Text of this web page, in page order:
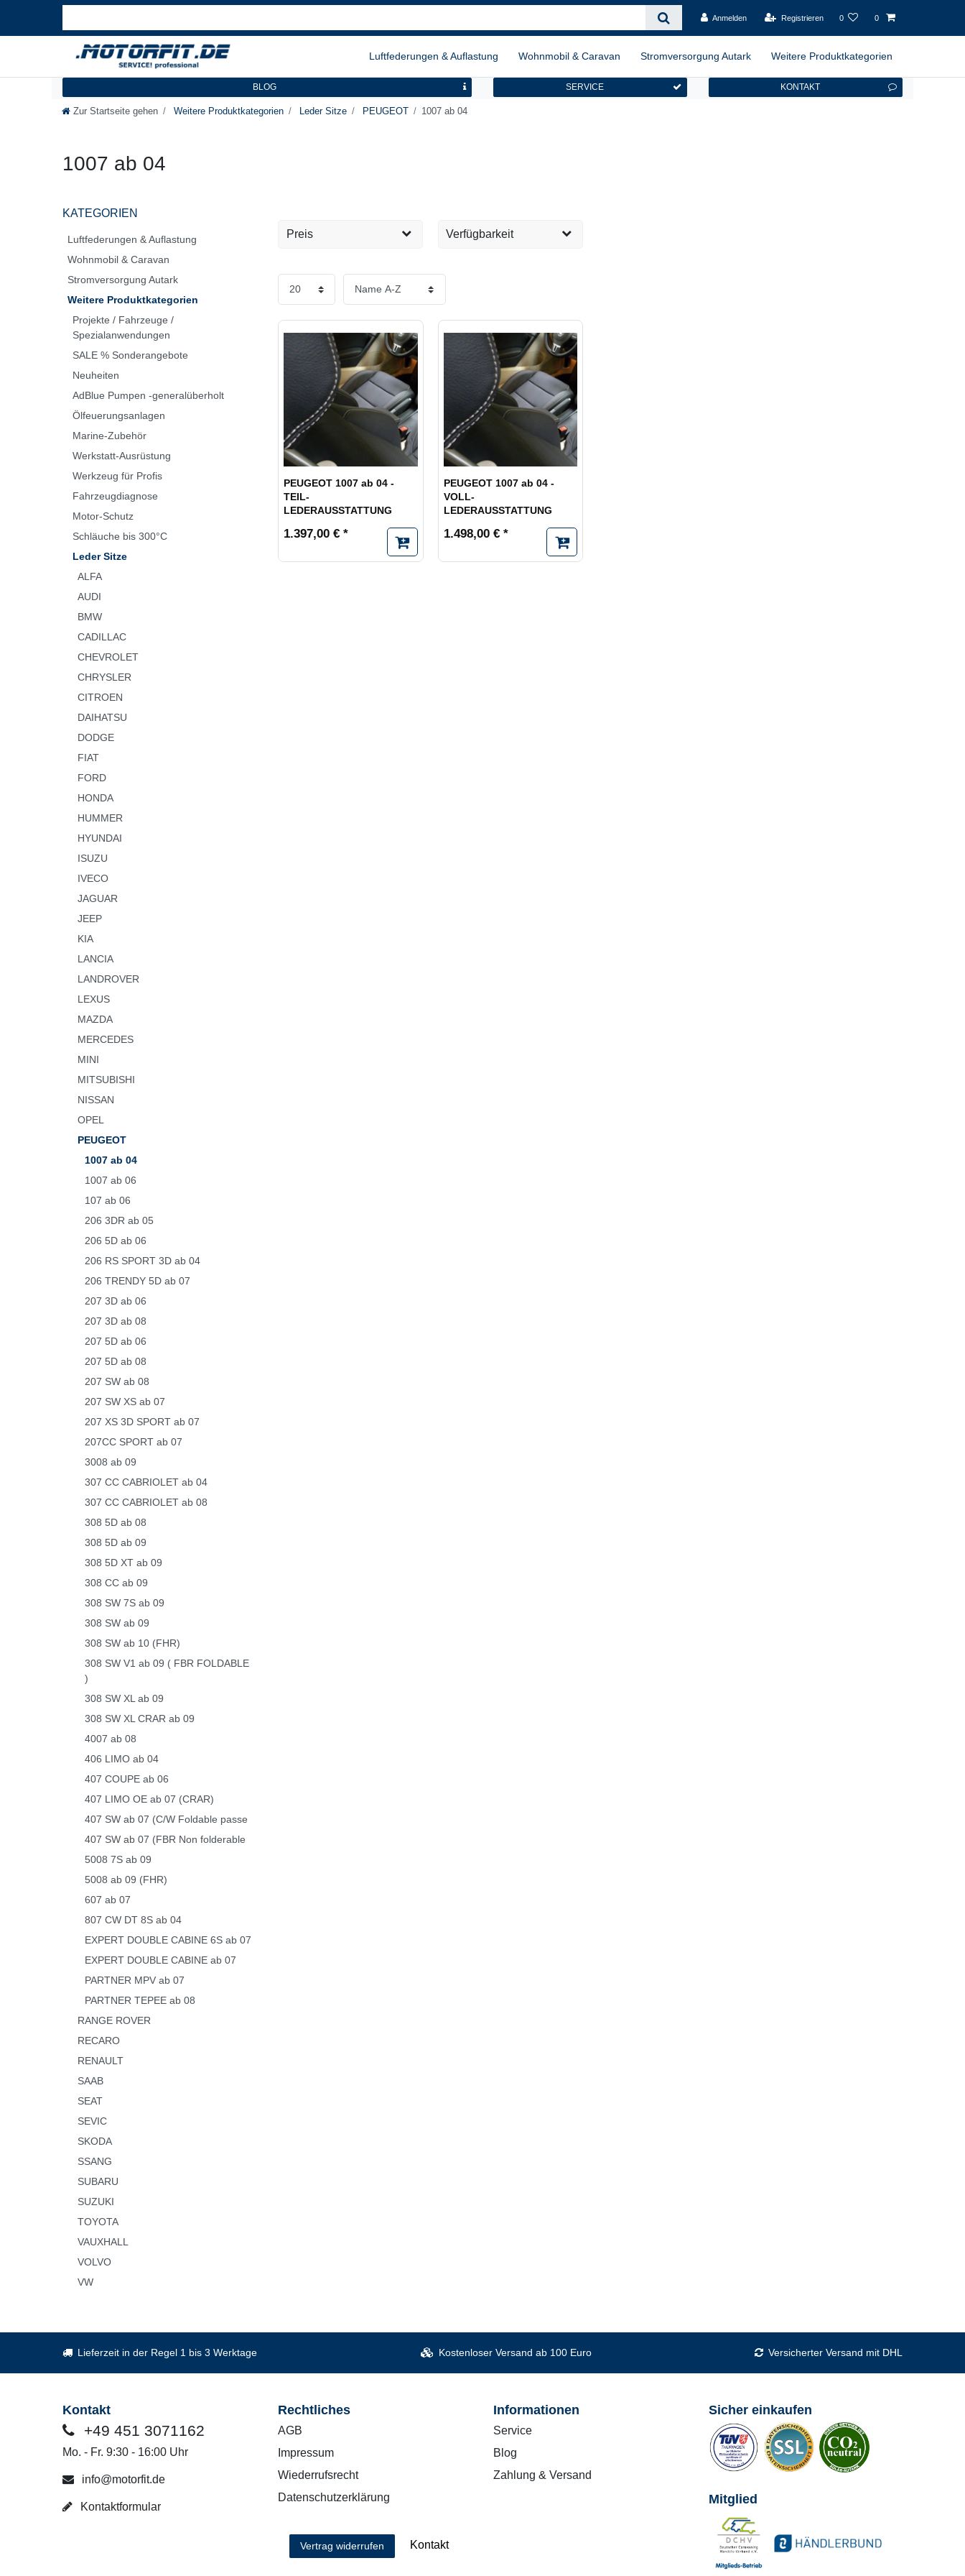
Anmelden Registrieren 0 0
Luftfederungen & Auflastung Wohnmobil & Caravan Stromversorgung Autark Weitere Produktkategorien
BLOG SERVICE KONTAKT
Zur Startseite gehen Weitere Produktkategorien Leder Sitze PEUGEOT 1007 ab 04
1007 ab 04
KATEGORIEN
Luftfederungen & Auflastung
Wohnmobil & Caravan
Stromversorgung Autark
Weitere Produktkategorien
Projekte / Fahrzeuge /
Spezialanwendungen
SALE % Sonderangebote
Neuheiten
AdBlue Pumpen -generalüberholt
Ölfeuerungsanlagen
Marine-Zubehör
Werkstatt-Ausrüstung
Werkzeug für Profis
Fahrzeugdiagnose
Motor-Schutz
Schläuche bis 300°C
Leder Sitze
ALFA
AUDI
BMW
CADILLAC
CHEVROLET
CHRYSLER
CITROEN
DAIHATSU
DODGE
FIAT
FORD
HONDA
HUMMER
HYUNDAI
ISUZU
IVECO
JAGUAR
JEEP
KIA
LANCIA
LANDROVER
LEXUS
MAZDA
MERCEDES
MINI
MITSUBISHI
NISSAN
OPEL
PEUGEOT
1007 ab 04
1007 ab 06
107 ab 06
206 3DR ab 05
206 5D ab 06
206 RS SPORT 3D ab 04
206 TRENDY 5D ab 07
207 3D ab 06
207 3D ab 08
207 5D ab 06
207 5D ab 08
207 SW ab 08
207 SW XS ab 07
207 XS 3D SPORT ab 07
207CC SPORT ab 07
3008 ab 09
307 CC CABRIOLET ab 04
307 CC CABRIOLET ab 08
308 5D ab 08
308 5D ab 09
308 5D XT ab 09
308 CC ab 09
308 SW 7S ab 09
308 SW ab 09
308 SW ab 10 (FHR)
308 SW V1 ab 09 ( FBR FOLDABLE
)
308 SW XL ab 09
308 SW XL CRAR ab 09
4007 ab 08
406 LIMO ab 04
407 COUPE ab 06
407 LIMO OE ab 07 (CRAR)
407 SW ab 07 (C/W Foldable passe
407 SW ab 07 (FBR Non folderable
5008 7S ab 09
5008 ab 09 (FHR)
607 ab 07
807 CW DT 8S ab 04
EXPERT DOUBLE CABINE 6S ab 07
EXPERT DOUBLE CABINE ab 07
PARTNER MPV ab 07
PARTNER TEPEE ab 08
RANGE ROVER
RECARO
RENAULT
SAAB
SEAT
SEVIC
SKODA
SSANG
SUBARU
SUZUKI
TOYOTA
VAUXHALL
VOLVO
VW
Preis Verfügbarkeit
PEUGEOT 1007 ab 04 -
TEIL-
LEDERAUSSTATTUNG
1.397,00 € *
PEUGEOT 1007 ab 04 -
VOLL-
LEDERAUSSTATTUNG
1.498,00 € *
Lieferzeit in der Regel 1 bis 3 Werktage Kostenloser Versand ab 100 Euro Versicherter Versand mit DHL
Kontakt
+49 451 3071162
Mo. - Fr. 9:30 - 16:00 Uhr
info@motorfit.de
Kontaktformular
Rechtliches
AGB
Impressum
Wiederrufsrecht
Datenschutzerklärung
Vertrag widerrufen Kontakt
Informationen
Service
Blog
Zahlung & Versand
Sicher einkaufen
Mitglied